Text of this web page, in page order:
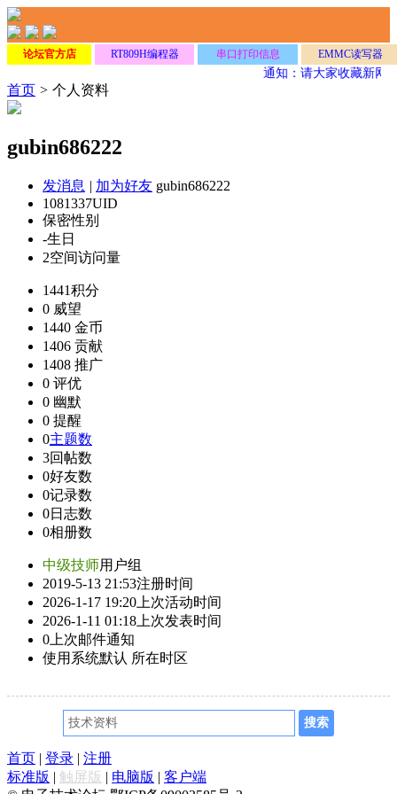
论坛官方店 RT809H编程器 串口打印信息 EMMC读写器
通知：请大家收藏新网
首页 > 个人资料
gubin686222
发消息 | 加为好友 gubin686222
1081337UID
保密性别
-生日
2空间访问量
1441积分
0 威望
1440 金币
1406 贡献
1408 推广
0 评优
0 幽默
0 提醒
0主题数
3回帖数
0好友数
0记录数
0日志数
0相册数
中级技师用户组
2019-5-13 21:53注册时间
2026-1-17 19:20 上次活动时间
2026-1-11 01:18 上次发表时间
0 上次邮件通知
使用系统默认 所在时区
首页 | 登录 | 注册
标准版 | 触屏版 | 电脑版 | 客户端